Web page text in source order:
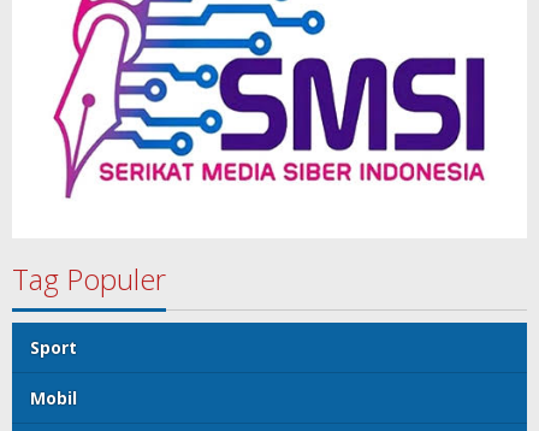
Tag Populer
Sport
Mobil